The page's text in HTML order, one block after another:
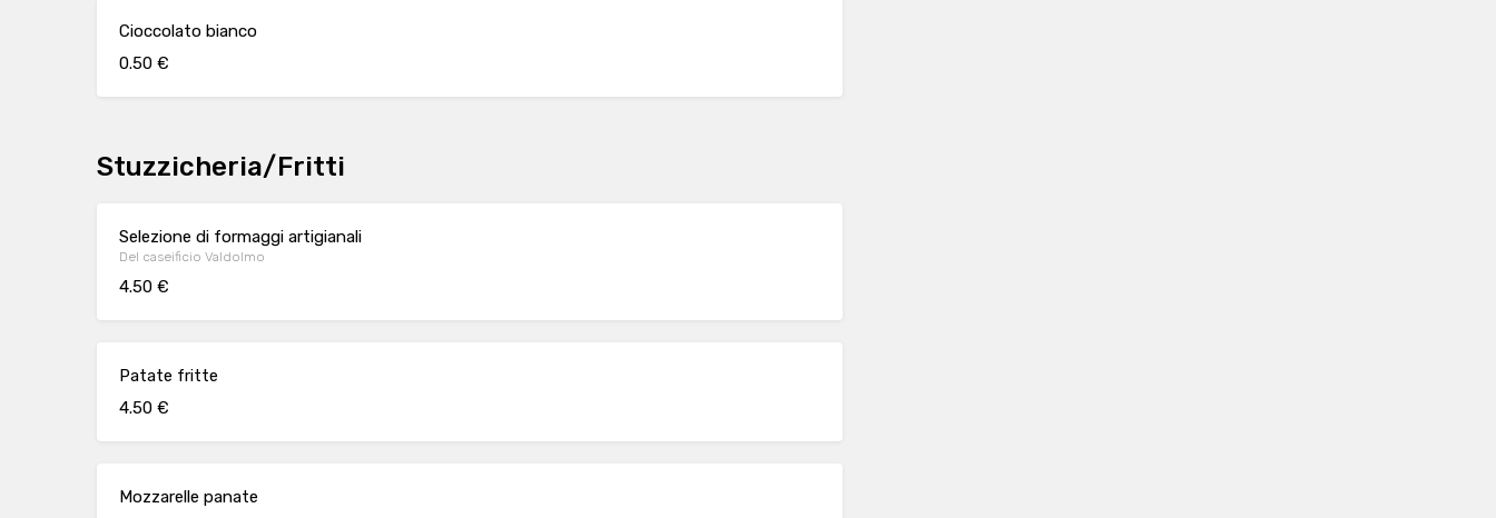
Cioccolato bianco
0.50 €
Stuzzicheria/Fritti
Selezione di formaggi artigianali
Del caseificio Valdolmo
4.50 €
Patate fritte
4.50 €
Mozzarelle panate